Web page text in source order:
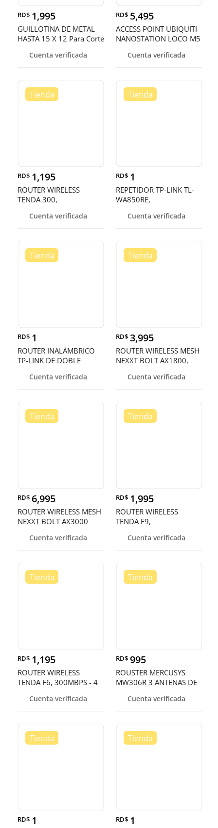
RD$ 1,995
GUILLOTINA DE METAL
HASTA 15 X 12 Para Corte
Cuenta verificada
RD$ 5,495
ACCESS POINT UBIQUITI
NANOSTATION LOCO M5
OUTDOOR 5.8GHZ 150+
Cuenta verificada
RD$ 1,195
ROUTER WIRELESS
TENDA 300,
5DBI ANTENAS FIJAS, 1
Cuenta verificada
RD$ 1
REPETIDOR TP-LINK TL-
WA850RE,
PUERTO LAN,
Cuenta verificada
RD$ 1
ROUTER INALÁMBRICO
TP-LINK DE DOBLE
MIMO 3X3, 802.11AC
Cuenta verificada
RD$ 3,995
ROUTER WIRELESS MESH
NEXXT BOLT AX1800,
COMPLETO PARA EL HOG
Cuenta verificada
RD$ 6,995
ROUTER WIRELESS MESH
NEXXT BOLT AX3000
INALAMBRICO, 2
Cuenta verificada
RD$ 1,995
ROUTER WIRELESS
TENDA F9,
6DBI ANTENAS FIJAS, 1
Cuenta verificada
RD$ 1,195
ROUTER WIRELESS
TENDA F6, 300MBPS - 4
CONTROL
Cuenta verificada
RD$ 995
ROUSTER MERCUSYS
MW306R 3 ANTENAS DE
Conexiones
Cuenta verificada
RD$ 1 RD$ 1